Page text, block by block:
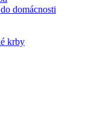
domácnosti
krby